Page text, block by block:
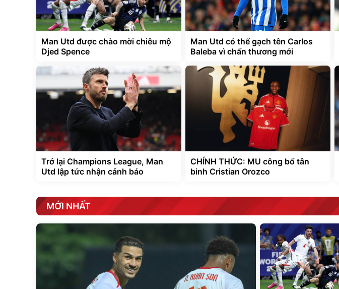
Man Utd được chào mời chiêu mộ
Djed Spence
Man Utd có thể gạch tên Carlos
Baleba vì chấn thương mới
Trở lại Champions League, Man
Utd lập tức nhận cảnh báo
CHÍNH THỨC: MU công bố tân
binh Cristian Orozco
MỚI NHẤT